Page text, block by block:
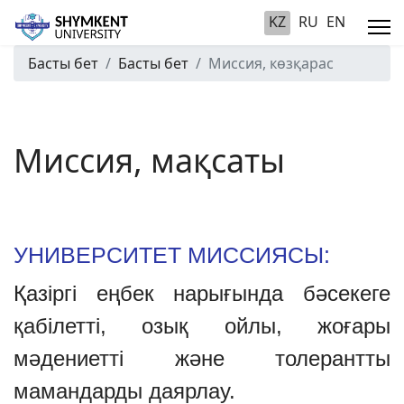
KZ RU EN
Басты бет Басты бет Миссия, көзқарас
Миссия, мақсаты
УНИВЕРСИТЕТ МИССИЯСЫ:
Қазіргі еңбек нарығында бәсекеге
қабілетті, озық ойлы, жоғары
мәдениетті және толерантты
мамандарды даярлау.